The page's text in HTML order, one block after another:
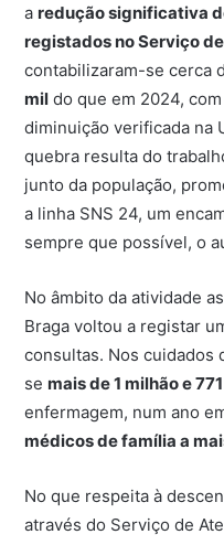
a redução significativa
registados no Serviço
contabilizaram-se cerca
mil do que em 2024,
diminuição verificada na
quebra resulta do
junto da população,
a linha SNS 24, um
sempre que possível, o
No âmbito da atividade
Braga voltou a registar
consultas. Nos cuidados
se mais de 1 milhão e
enfermagem, num ano
médicos de família a
No que respeita à
através do Serviço de